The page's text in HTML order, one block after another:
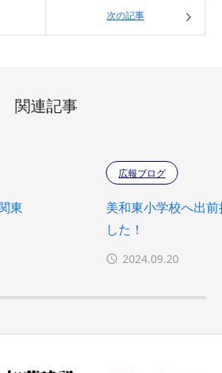
次の記事
関連記事
東
広報ブログ
美和東小学校へ出
した！
2024.09.20